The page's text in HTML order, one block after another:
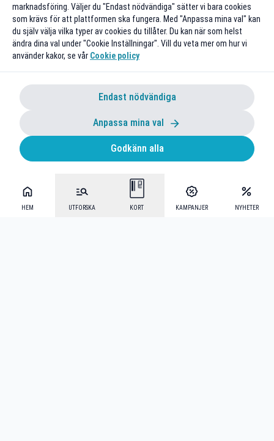
HEM UTFORSKA KORT KAMPANJER NYHETER
marknadsföring. Väljer du "Endast nödvändiga" sätter vi bara cookies
som krävs för att plattformen ska fungera. Med "Anpassa mina val" kan
du själv välja vilka typer av cookies du tillåter. Du kan när som helst
ändra dina val under "Cookie Inställningar". Vill du veta mer om hur vi
använder kakor, se vår Cookie policy
Endast nödvändiga
Anpassa mina val
Godkänn alla